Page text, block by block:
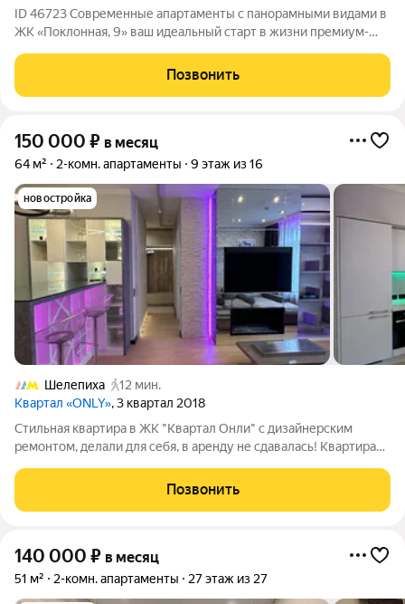
ID 46723 Современные апартаменты с панорамными видами в
ЖК «Поклонная, 9» ваш идеальный старт в жизни премиум-
премиальной отделкой предлагают функциональную
планировку: просторную
Позвонить
150 000 ₽ в месяц
64 м² 2-комн. апартаменты 9 этаж из 16
новостройка
Шелепиха
12 мин.
Квартал «ONLY», 3 квартал 2018
Стильная квартира в ЖК "Квартал Онли" с дизайнерским
ремонтом, делали для себя, в аренду не сдавалась! Квартира
отдыха у камина.. Предпочтение семейным парам, можно с
детьми и маленькими
Позвонить
140 000 ₽ в месяц
51 м² 2-комн. апартаменты 27 этаж из 27